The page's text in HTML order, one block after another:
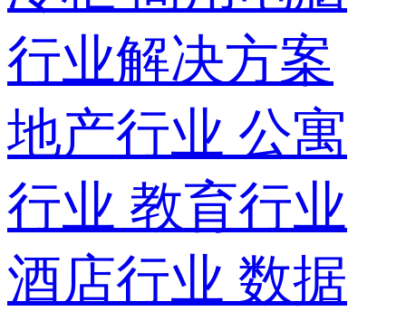
行业解决方案
地产行业 公寓
行业 教育行业
酒店行业 数据